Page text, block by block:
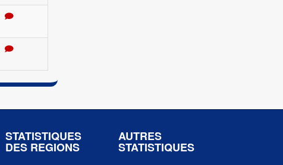
STATISTIQUES
DES REGIONS
AUTRES
STATISTIQUES